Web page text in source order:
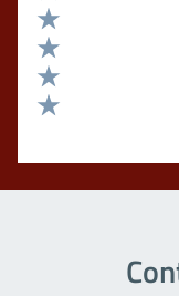
Valuta 5 stelle su 5
Valuta 4 stelle su 5
Valuta 3 stelle su 5
Valuta 2 stelle su 5